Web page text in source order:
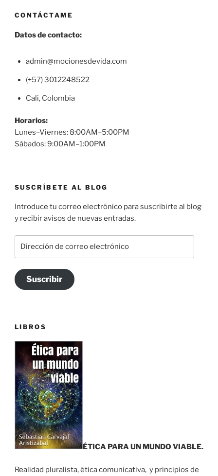
CONTÁCTAME
Datos de contacto:
admin@mocionesdevida.com
(+57) 3012248522
Cali, Colombia
Horarios:
Lunes–Viernes: 8:00AM–5:00PM
Sábados: 9:00AM–1:00PM
SUSCRÍBETE AL BLOG
Introduce tu correo electrónico para suscribirte al blog
y recibir avisos de nuevas entradas.
electrónico
Suscribir
LIBROS
ÉTICA PARA UN MUNDO VIABLE.
Realidad pluralista, ética comunicativa, y principios de